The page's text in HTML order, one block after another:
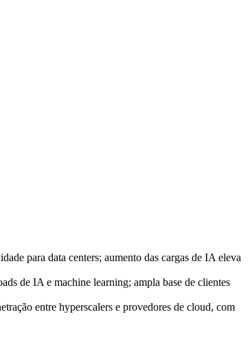
para data centers; aumento das cargas de IA eleva
de IA e machine learning; ampla base de clientes
entre hyperscalers e provedores de cloud, com